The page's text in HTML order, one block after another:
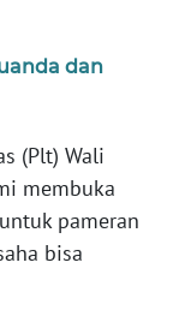
dan
(Plt) Wali
membuka
pameran
bisa